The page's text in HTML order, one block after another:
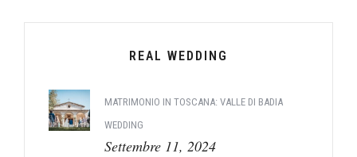
REAL WEDDING
MATRIMONIO IN TOSCANA: VALLE DI BADIA
WEDDING
Settembre 11, 2024